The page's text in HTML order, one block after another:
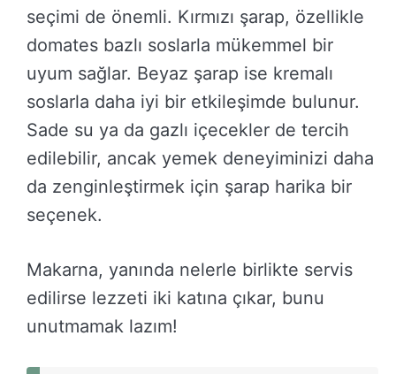
seçimi de önemli. Kırmızı şarap, özellikle
domates bazlı soslarla mükemmel bir
uyum sağlar. Beyaz şarap ise kremalı
soslarla daha iyi bir etkileşimde bulunur.
Sade su ya da gazlı içecekler de tercih
edilebilir, ancak yemek deneyiminizi daha
da zenginleştirmek için şarap harika bir
seçenek.
Makarna, yanında nelerle birlikte servis
edilirse lezzeti iki katına çıkar, bunu
unutmamak lazım!